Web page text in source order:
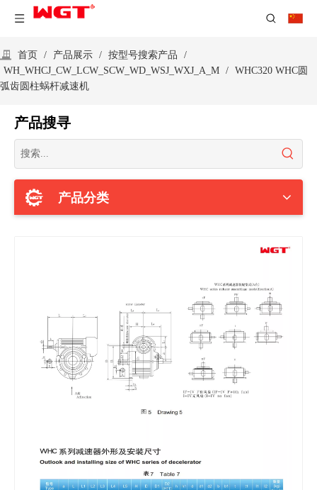
首页 / 产品展示 / 按型号搜索产品
/
WH_WHCJ_CW_LCW_SCW_WD_WSJ_WXJ_A_M / WHC320 WHC圆
弧齿圆柱蜗杆减速机
产品搜寻
产品分类